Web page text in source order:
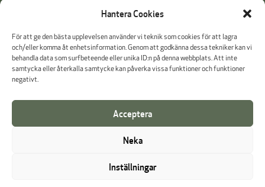
Hantera Cookies
För att ge den bästa upplevelsen använder vi teknik som cookies för att lagra
och/eller komma åt enhetsinformation. Genom att godkänna dessa tekniker kan vi
behandla data som surfbeteende eller unika ID:n på denna webbplats. Att inte
samtycka eller återkalla samtycke kan påverka vissa funktioner och funktioner
negativt.
Acceptera
Neka
Inställningar